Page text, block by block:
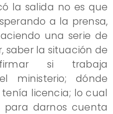
la salida no es que
a la prensa,
una serie de
saber la situación de
si trabaja
ministerio; dónde
licencia; lo cual
darnos cuenta